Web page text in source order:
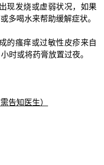
发烧或虚弱状况，如果
多喝水来帮助缓解症状。
瘙痒或过敏性皮疹来自
时或将药膏放置过夜。
告知医生）